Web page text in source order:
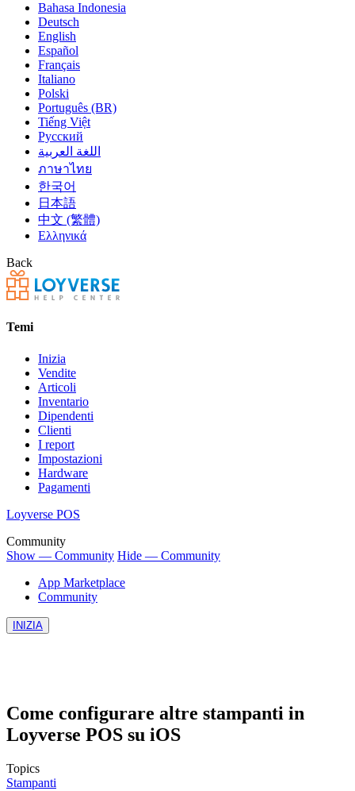
Bahasa Indonesia
Deutsch
English
Español
Français
Italiano
Polski
Português (BR)
Tiếng Việt
Русский
اللغة العربية
ภาษาไทย
한국어
日本語
中文 (繁體)
Ελληνικά
Back
Temi
Inizia
Vendite
Articoli
Inventario
Dipendenti
Clienti
I report
Impostazioni
Hardware
Pagamenti
Loyverse POS
Community
Show — Community Hide — Community
App Marketplace
Community
INIZIA
Come configurare altre stampanti in
Loyverse POS su iOS
Topics
Stampanti